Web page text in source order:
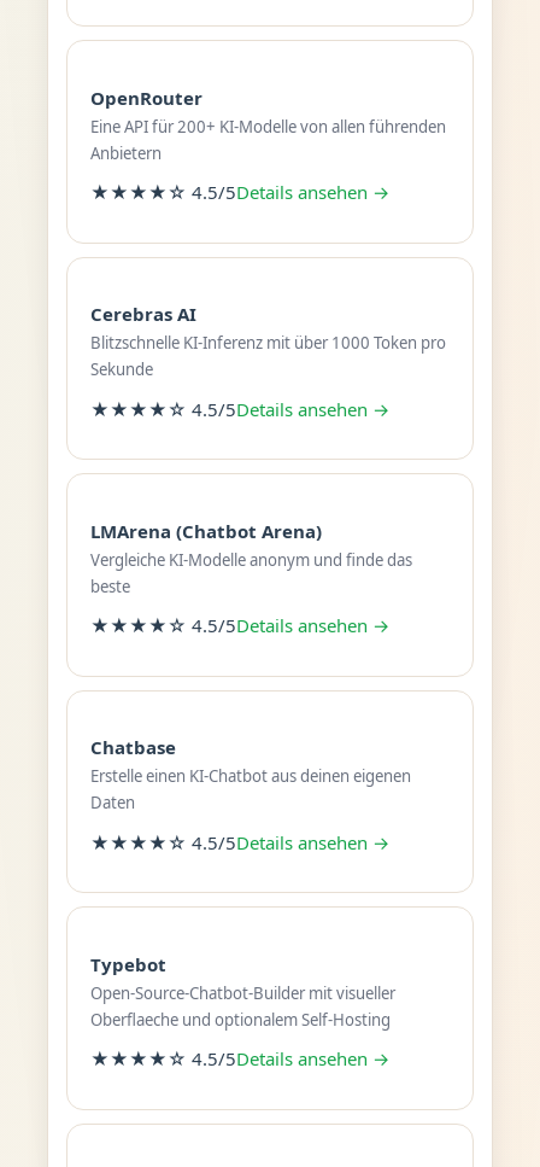
OpenRouter
Eine API für 200+ KI-Modelle von allen führenden
Anbietern
★★★★☆ 4.5/5Details ansehen →
Cerebras AI
Blitzschnelle KI-Inferenz mit über 1000 Token pro
Sekunde
★★★★☆ 4.5/5Details ansehen →
LMArena (Chatbot Arena)
Vergleiche KI-Modelle anonym und finde das
beste
★★★★☆ 4.5/5Details ansehen →
Chatbase
Erstelle einen KI-Chatbot aus deinen eigenen
Daten
★★★★☆ 4.5/5Details ansehen →
Typebot
Open-Source-Chatbot-Builder mit visueller
Oberflaeche und optionalem Self-Hosting
★★★★☆ 4.5/5Details ansehen →